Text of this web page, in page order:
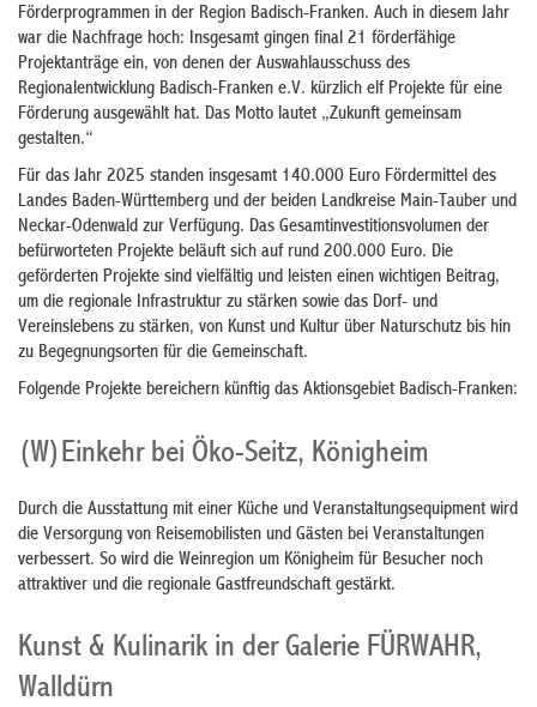
Förderprogrammen in der Region Badisch-Franken. Auch in diesem Jahr
war die Nachfrage hoch: Insgesamt gingen final 21 förderfähige
Projektanträge ein, von denen der Auswahlausschuss des
Regionalentwicklung Badisch-Franken e.V. kürzlich elf Projekte für eine
Förderung ausgewählt hat. Das Motto lautet „Zukunft gemeinsam
gestalten.“
Für das Jahr 2025 standen insgesamt 140.000 Euro Fördermittel des
Landes Baden-Württemberg und der beiden Landkreise Main-Tauber und
Neckar-Odenwald zur Verfügung. Das Gesamtinvestitionsvolumen der
befürworteten Projekte beläuft sich auf rund 200.000 Euro. Die
geförderten Projekte sind vielfältig und leisten einen wichtigen Beitrag,
um die regionale Infrastruktur zu stärken sowie das Dorf- und
Vereinslebens zu stärken, von Kunst und Kultur über Naturschutz bis hin
zu Begegnungsorten für die Gemeinschaft.
Folgende Projekte bereichern künftig das Aktionsgebiet Badisch-Franken:
(W)Einkehr bei Öko-Seitz, Königheim
Durch die Ausstattung mit einer Küche und Veranstaltungsequipment wird
die Versorgung von Reisemobilisten und Gästen bei Veranstaltungen
verbessert. So wird die Weinregion um Königheim für Besucher noch
attraktiver und die regionale Gastfreundschaft gestärkt.
Kunst & Kulinarik in der Galerie FÜRWAHR,
Walldürn